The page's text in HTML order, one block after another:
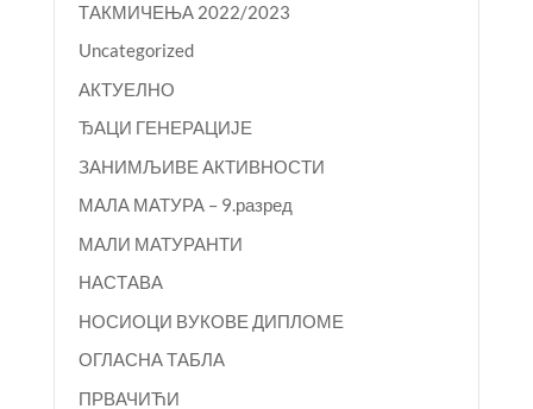
TАКМИЧЕЊА 2022/2023
Uncategorized
АКТУЕЛНО
ЂАЦИ ГЕНЕРАЦИЈЕ
ЗАНИМЉИВЕ АКТИВНОСТИ
МАЛА МАТУРА – 9.разред
МАЛИ МАТУРАНТИ
НАСТАВА
НОСИОЦИ ВУКОВЕ ДИПЛОМЕ
ОГЛАСНА ТАБЛА
ПРВАЧИЋИ